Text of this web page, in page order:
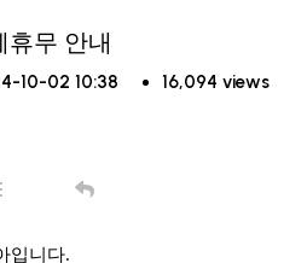
휴무 안내
10-02 10:38 16,094 views
입니다.